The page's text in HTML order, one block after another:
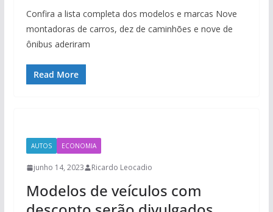
Confira a lista completa dos modelos e marcas Nove
montadoras de carros, dez de caminhões e nove de
ônibus aderiram
Read More
AUTOS ECONOMIA
junho 14, 2023 Ricardo Leocadio
Modelos de veículos com